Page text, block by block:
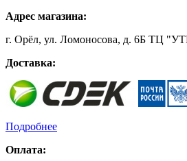
Адрес магазина:
г. Орёл, ул. Ломоносова, д. 6Б ТЦ
Доставка:
Подробнее
Оплата: